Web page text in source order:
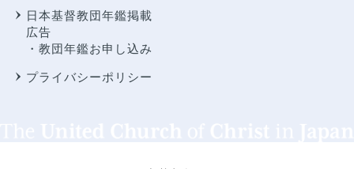
日本基督教団年鑑掲載
広告
・教団年鑑お申し込み
プライバシーポリシー